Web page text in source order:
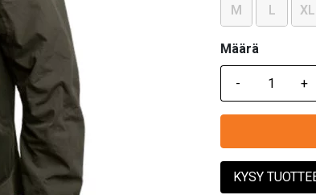
M
L XL
Määrä
Määrä
KYSY